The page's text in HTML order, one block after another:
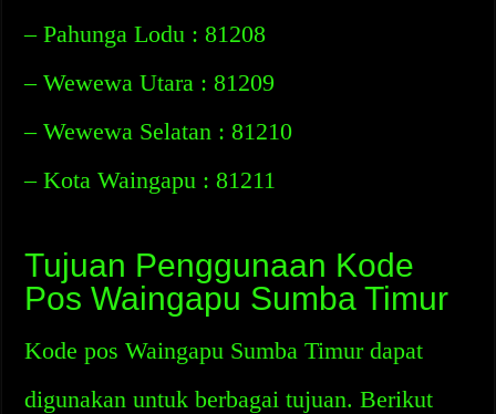
– Pahunga Lodu : 81208
– Wewewa Utara : 81209
– Wewewa Selatan : 81210
– Kota Waingapu : 81211
Tujuan Penggunaan Kode
Pos Waingapu Sumba Timur
Kode pos Waingapu Sumba Timur dapat
digunakan untuk berbagai tujuan. Berikut